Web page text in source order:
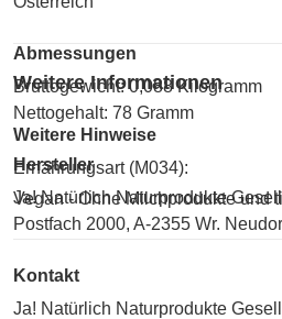
Abmessungen
Bruttogewicht: 0,088 Kilogramm
Nettogehalt: 78 Gramm
Hersteller
Ja! Natürlich Naturprodukte
Postfach 2000, A-2355 Wr.
Kontakt
Ja! Natürlich Naturprodukte
Weitere Informationen
Weitere Hinweise
Ernährungsart (M034):
Vegan - Ohne Milchprodukte und